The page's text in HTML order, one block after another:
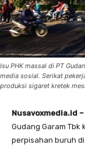
Isu PHK massal di PT
media sosial. Serikat
produksi sigaret kretek
Nusavoxmedia.id –
Gudang Garam
perpisahan buruh